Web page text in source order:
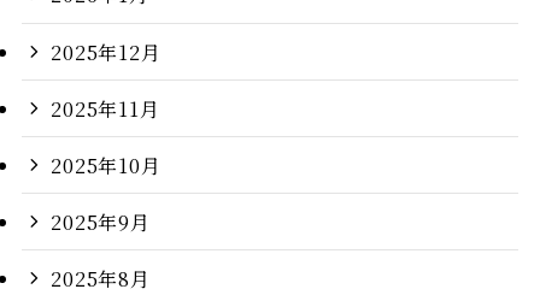
2025年12月
2025年11月
2025年10月
2025年9月
2025年8月